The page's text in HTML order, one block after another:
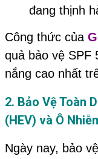
đang thịnh
Công thức của
quả bảo vệ SPF
nắng cao nhất
2. Bảo Vệ Toàn
(HEV) và Ô
Ngày nay, bảo